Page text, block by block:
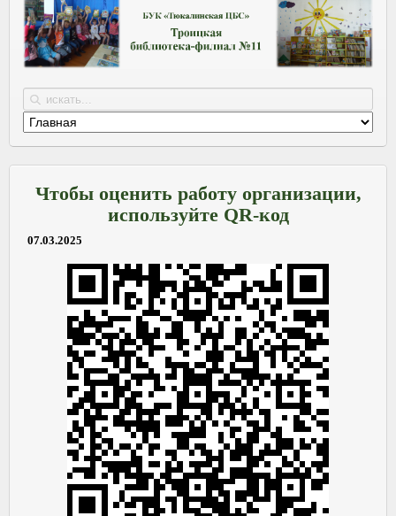
Чтобы оценить работу организации,
используйте QR-код
07.03.2025